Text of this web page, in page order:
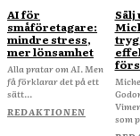
AI för
småföretagare:
mindre stress,
mer lönsamhet
Alla pratar om AI. Men
få förklarar det på ett
sätt...
REDAKTIONEN
Sälj
som